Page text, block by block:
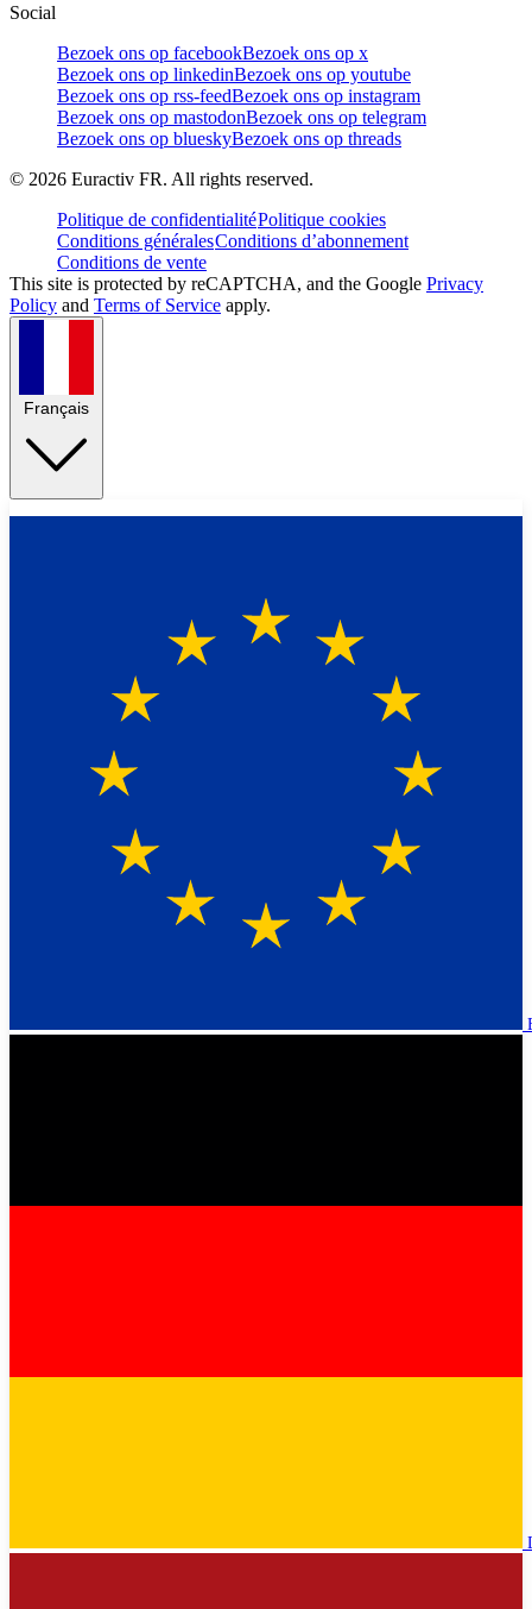
Social
Bezoek ons op facebookBezoek ons op x
Bezoek ons op linkedinBezoek ons op youtube
Bezoek ons op rss-feedBezoek ons op instagram
Bezoek ons op mastodonBezoek ons op telegram
Bezoek ons op blueskyBezoek ons op threads
© 2026 Euractiv FR. All rights reserved.
Politique de confidentialitéPolitique cookies
Conditions généralesConditions d’abonnement
Conditions de vente
This site is protected by reCAPTCHA, and the Google Privacy
Policy and Terms of Service apply.
Français